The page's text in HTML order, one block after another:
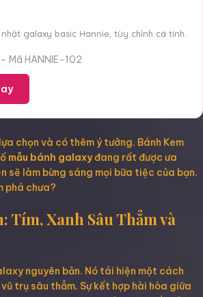
galaxy basic Hannie, tùy chỉnh cá tính.
– Mã HANNIE-102
chọn và có thêm ý tưởng. Bánh Kem
mẫu bánh galaxyđang rất được ưa
sẽ làm bừng sáng mọi bữa tiệc của bạn.
phá chưa?
Tím, Xanh Sâu Thẳm và
nguyên bản. Nó tái hiện một cách
trụ sâu thẳm. Sự kết hợp hài hòa giữa